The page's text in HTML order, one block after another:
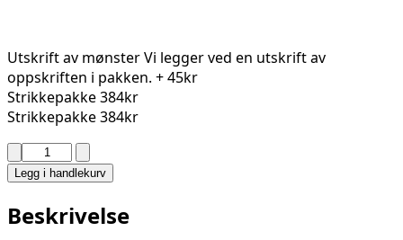
Utskrift av mønsterVi legger ved en utskrift av
oppskriften i pakken. + 45kr
Strikkepakke384kr
Strikkepakke384kr
SAKURA
GENSER
6-
10
antall
Legg i handlekurv
Beskrivelse